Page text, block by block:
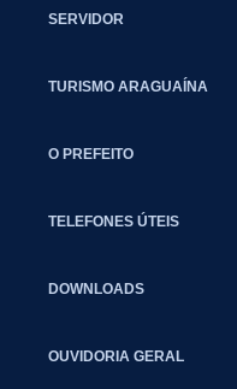
SERVIDOR
TURISMO ARAGUAÍNA
O PREFEITO
TELEFONES ÚTEIS
DOWNLOADS
OUVIDORIA GERAL